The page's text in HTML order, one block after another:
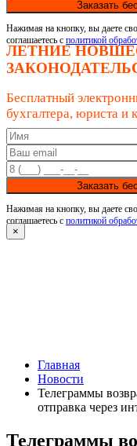
Заказать
Нажимая на кнопку, вы даете
соглашаетесь с политикой
ЛЕТНИЕ
Бесплатный
бухгалтера, юриста и
Заказать
Нажимая на кнопку, вы даете
соглашаетесь с политикой
×
Главная
Новости
Телеграммы
отправка через
Телеграммы